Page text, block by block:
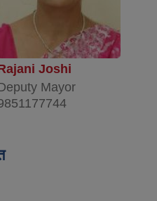
Joshi
Mayor